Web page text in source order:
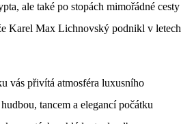
ale také po stopách mimořádné cesty
Karel Max Lichnovský podnikl v letech
vás přivítá atmosféra luxusního
tancem a elegancí počátku